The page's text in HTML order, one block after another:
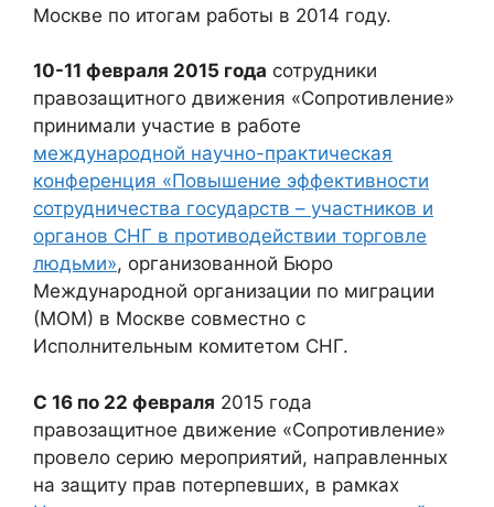
Москве по итогам работы в 2014 году.
10-11 февраля 2015 года сотрудники
правозащитного движения «Сопротивление»
принимали участие в работе
международной научно-практическая
конференция «Повышение эффективности
сотрудничества государств – участников и
органов СНГ в противодействии торговле
людьми», организованной Бюро
Международной организации по миграции
(МОМ) в Москве совместно с
Исполнительным комитетом СНГ.
С 16 по 22 февраля 2015 года
правозащитное движение «Сопротивление»
провело серию мероприятий, направленных
на защиту прав потерпевших, в рамках